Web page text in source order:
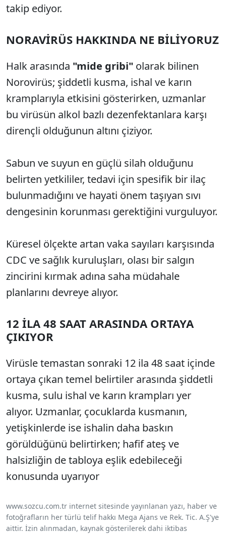
takip ediyor.
NORAVİRÜS HAKKINDA NE BİLİYORUZ
Halk arasında "mide gribi" olarak bilinen
Norovirüs; şiddetli kusma, ishal ve karın
kramplarıyla etkisini gösterirken, uzmanlar
bu virüsün alkol bazlı dezenfektanlara karşı
dirençli olduğunun altını çiziyor.
Sabun ve suyun en güçlü silah olduğunu
belirten yetkililer, tedavi için spesifik bir ilaç
bulunmadığını ve hayati önem taşıyan sıvı
dengesinin korunması gerektiğini vurguluyor.
Küresel ölçekte artan vaka sayıları karşısında
CDC ve sağlık kuruluşları, olası bir salgın
zincirini kırmak adına saha müdahale
planlarını devreye alıyor.
12 İLA 48 SAAT ARASINDA ORTAYA
ÇIKIYOR
Virüsle temastan sonraki 12 ila 48 saat içinde
ortaya çıkan temel belirtiler arasında şiddetli
kusma, sulu ishal ve karın krampları yer
alıyor. Uzmanlar, çocuklarda kusmanın,
yetişkinlerde ise ishalin daha baskın
görüldüğünü belirtirken; hafif ateş ve
halsizliğin de tabloya eşlik edebileceği
konusunda uyarıyor
www.sozcu.com.tr internet sitesinde yayınlanan yazı, haber ve
fotoğrafların her türlü telif hakkı Mega Ajans ve Rek. Tic. A.Ş'ye
aittir. İzin alınmadan, kaynak gösterilerek dahi iktibas